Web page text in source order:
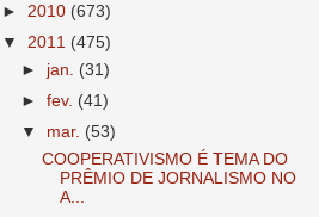
► 2010 (673)
▼ 2011 (475)
► jan. (31)
►fev. (41)
▼ mar. (53)
COOPERATIVISMO É TEMA DO
PRÊMIO DE JORNALISMO NO
A...